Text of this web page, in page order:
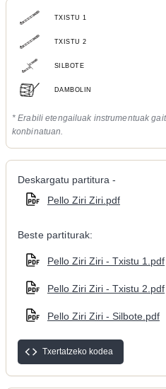
TXISTU 1
TXISTU 2
SILBOTE
DAMBOLIN
* Erabili etengailuak instrumentuak
konbinatuan.
Deskargatu partitura -
Pello Ziri Ziri.pdf
Beste partiturak:
Pello Ziri Ziri - Txistu 1.pdf
Pello Ziri Ziri - Txistu 2.pdf
Pello Ziri Ziri - Silbote.pdf
Txertatzeko kodea